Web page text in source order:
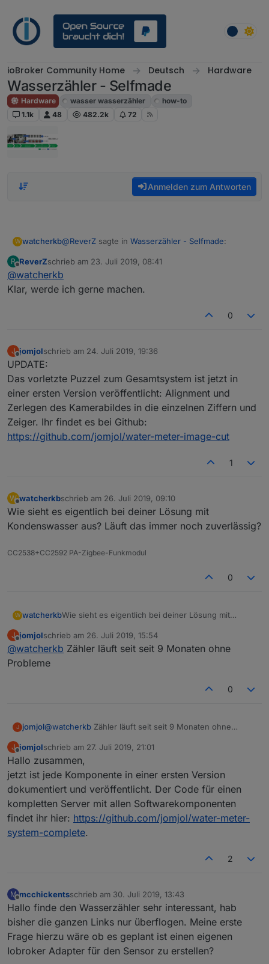
ioBroker Community Home Deutsch Hardware
Wasserzähler - Selfmade
Hardware wasser wasserzähler
how-to
1.1k
48 482.2k 72
Anmelden zum Antworten
W watcherkb@ReverZ sagte in Wasserzähler - Selfmade:
Super Sache, dass du sogar den Code für den
ESP32 angepasst hast. Ich kann es kaum
Wär cool wenn du deine Erfahrung teilen könntest.
R
Offline
ReverZschrieb am 23. Juli 2019, 08:41
zuletzt editiert von
@watcherkb
Klar, werde ich gerne machen.
0
J
Offline
jomjolschrieb am 24. Juli 2019, 19:36
zuletzt editiert von
UPDATE:
Das vorletzte Puzzel zum Gesamtsystem ist jetzt in
einer ersten Version veröffentlicht: Alignment und
Zerlegen des Kamerabildes in die einzelnen Ziffern und
Zeiger. Ihr findet es bei Github:
https://github.com/jomjol/water-meter-image-cut
1
W
Offline
watcherkbschrieb am 26. Juli 2019, 09:10
zuletzt editiert von
Wie sieht es eigentlich bei deiner Lösung mit
Kondenswasser aus? Läuft das immer noch zuverlässig?
CC2538+CC2592 PA-Zigbee-Funkmodul
0
W watcherkbWie sieht es eigentlich bei deiner Lösung mit
zuverlässig?
J
Offline
jomjolschrieb am 26. Juli 2019, 15:54
zuletzt editiert von
@watcherkb Zähler läuft seit seit 9 Monaten ohne
Probleme
0
J jomjol@watcherkb Zähler läuft seit seit 9 Monaten ohne
J
Offline
jomjolschrieb am 27. Juli 2019, 21:01
zuletzt editiert von
Hallo zusammen,
jetzt ist jede Komponente in einer ersten Version
dokumentiert und veröffentlicht. Der Code für einen
kompletten Server mit allen Softwarekomponenten
findet ihr hier: https://github.com/jomjol/water-meter-
system-complete.
2
M
Offline
mcchickentsschrieb am 30. Juli 2019, 13:43
zuletzt editiert von
Hallo finde den Wasserzähler sehr interessant, hab
bisher die ganzen Links nur überflogen. Meine erste
Frage hierzu wäre ob es geplant ist einen eigenen
Iobroker Adapter für den Sensor zu erstellen?